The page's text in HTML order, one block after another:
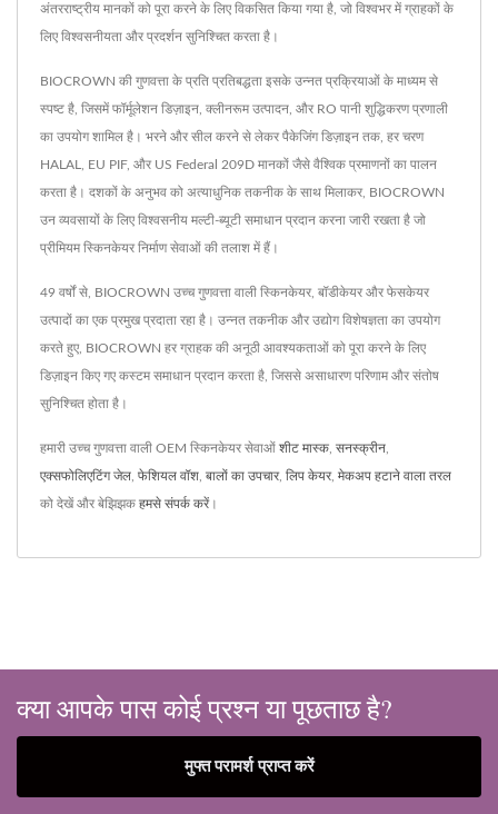
अंतरराष्ट्रीय मानकों को पूरा करने के लिए विकसित किया गया है, जो विश्वभर में ग्राहकों के
लिए विश्वसनीयता और प्रदर्शन सुनिश्चित करता है।
BIOCROWN की गुणवत्ता के प्रति प्रतिबद्धता इसके उन्नत प्रक्रियाओं के माध्यम से
स्पष्ट है, जिसमें फॉर्मूलेशन डिज़ाइन, क्लीनरूम उत्पादन, और RO पानी शुद्धिकरण प्रणाली
का उपयोग शामिल है। भरने और सील करने से लेकर पैकेजिंग डिज़ाइन तक, हर चरण
HALAL, EU PIF, और US Federal 209D मानकों जैसे वैश्विक प्रमाणनों का पालन
करता है। दशकों के अनुभव को अत्याधुनिक तकनीक के साथ मिलाकर, BIOCROWN
उन व्यवसायों के लिए विश्वसनीय मल्टी-ब्यूटी समाधान प्रदान करना जारी रखता है जो
प्रीमियम स्किनकेयर निर्माण सेवाओं की तलाश में हैं।
49 वर्षों से, BIOCROWN उच्च गुणवत्ता वाली स्किनकेयर, बॉडीकेयर और फेसकेयर
उत्पादों का एक प्रमुख प्रदाता रहा है। उन्नत तकनीक और उद्योग विशेषज्ञता का उपयोग
करते हुए, BIOCROWN हर ग्राहक की अनूठी आवश्यकताओं को पूरा करने के लिए
डिज़ाइन किए गए कस्टम समाधान प्रदान करता है, जिससे असाधारण परिणाम और संतोष
सुनिश्चित होता है।
हमारी उच्च गुणवत्ता वाली OEM स्किनकेयर सेवाओं शीट मास्क, सनस्क्रीन,
एक्सफोलिएटिंग जेल, फेशियल वॉश, बालों का उपचार, लिप केयर, मेकअप हटाने वाला तरल
को देखें और बेझिझक हमसे संपर्क करें।
क्या आपके पास कोई प्रश्न या पूछताछ है?
मुफ्त परामर्श प्राप्त करें